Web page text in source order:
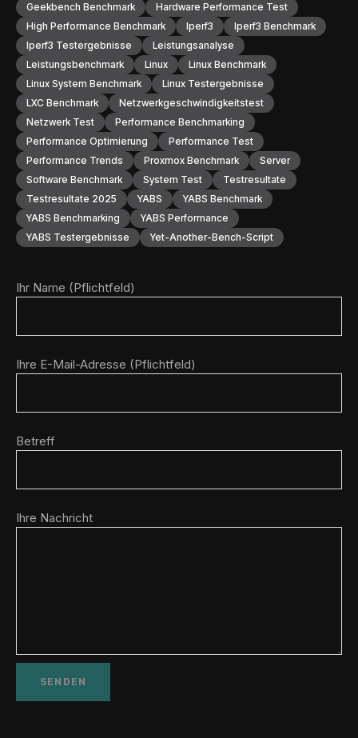
Geekbench Benchmark
Hardware Performance Test
High Performance Benchmark
Iperf3
Iperf3 Benchmark
Iperf3 Testergebnisse
Leistungsanalyse
Leistungsbenchmark
Linux
Linux Benchmark
Linux System Benchmark
Linux Testergebnisse
LXC Benchmark
Netzwerkgeschwindigkeitstest
Netzwerk Test
Performance Benchmarking
Performance Optimierung
Performance Test
Performance Trends
Proxmox Benchmark
Server
Software Benchmark
System Test
Testresultate
Testresultate 2025
YABS
YABS Benchmark
YABS Benchmarking
YABS Performance
YABS Testergebnisse
Yet-Another-Bench-Script
Ihr Name (Pflichtfeld)
Ihre E-Mail-Adresse (Pflichtfeld)
Betreff
Ihre Nachricht